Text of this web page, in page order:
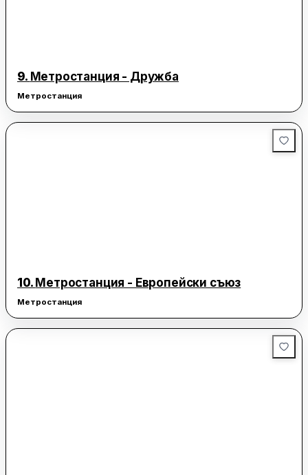
9. Метростанция - Дружба
Метростанция
10. Метростанция - Европейски съюз
Метростанция